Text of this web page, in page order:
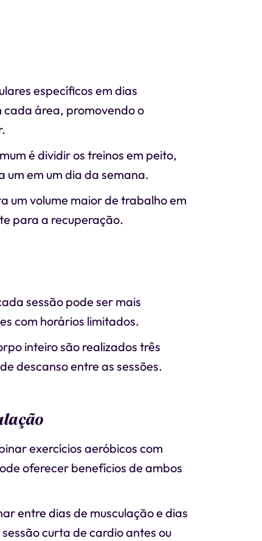
específicos em dias
cada área, promovendo o
é dividir os treinos em peito,
um em um dia da semana.
um volume maior de trabalho em
para a recuperação.
sessão pode ser mais
com horários limitados.
inteiro são realizados três
descanso entre as sessões.
exercícios aeróbicos com
oferecer benefícios de ambos
entre dias de musculação e dias
curta de cardio antes ou